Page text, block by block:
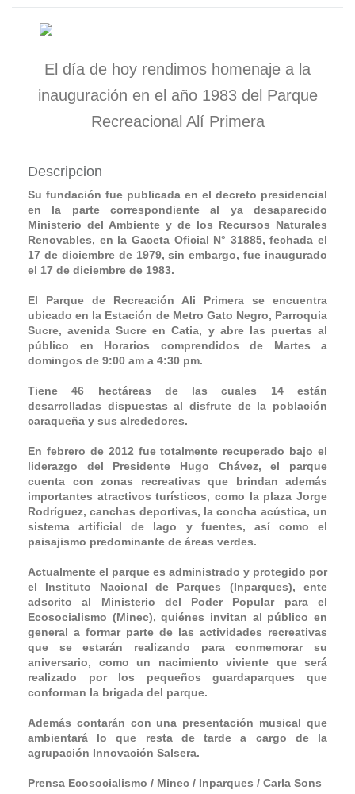
El día de hoy rendimos homenaje a la
inauguración en el año 1983 del Parque
Recreacional Alí Primera
Descripcion
Su fundación fue publicada en el decreto presidencial
en la parte correspondiente al ya desaparecido
Ministerio del Ambiente y de los Recursos Naturales
Renovables, en la Gaceta Oficial N° 31885, fechada el
17 de diciembre de 1979, sin embargo, fue inaugurado
el 17 de diciembre de 1983.
El Parque de Recreación Ali Primera se encuentra
ubicado en la Estación de Metro Gato Negro, Parroquia
Sucre, avenida Sucre en Catia, y abre las puertas al
público en Horarios comprendidos de Martes a
domingos de 9:00 am a 4:30 pm.
Tiene 46 hectáreas de las cuales 14 están
desarrolladas dispuestas al disfrute de la población
caraqueña y sus alrededores.
En febrero de 2012 fue totalmente recuperado bajo el
liderazgo del Presidente Hugo Chávez, el parque
cuenta con zonas recreativas que brindan además
importantes atractivos turísticos, como la plaza Jorge
Rodríguez, canchas deportivas, la concha acústica, un
sistema artificial de lago y fuentes, así como el
paisajismo predominante de áreas verdes.
Actualmente el parque es administrado y protegido por
el Instituto Nacional de Parques (Inparques), ente
adscrito al Ministerio del Poder Popular para el
Ecosocialismo (Minec), quiénes invitan al público en
general a formar parte de las actividades recreativas
que se estarán realizando para conmemorar su
aniversario, como un nacimiento viviente que será
realizado por los pequeños guardaparques que
conforman la brigada del parque.
Además contarán con una presentación musical que
ambientará lo que resta de tarde a cargo de la
agrupación Innovación Salsera.
Prensa Ecosocialismo / Minec / Inparques / Carla Sons